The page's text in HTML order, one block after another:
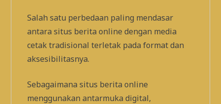
Salah satu perbedaan paling mendasar
antara situs berita online dengan media
cetak tradisional terletak pada format dan
aksesibilitasnya.
Sebagaimana situs berita online
menggunakan antarmuka digital,